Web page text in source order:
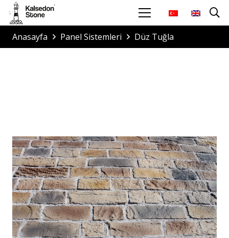
Anasayfa Panel Sistemleri Düz Tuğla